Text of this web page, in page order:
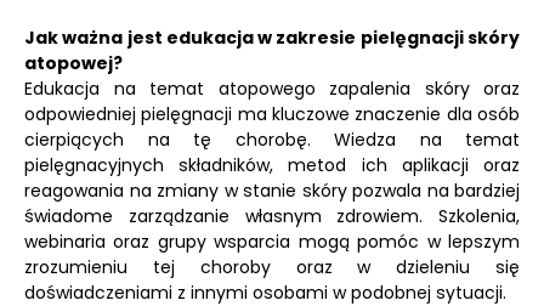
Jak ważna jest edukacja w zakresie pielęgnacji skóry
atopowej?
Edukacja na temat atopowego zapalenia skóry oraz
odpowiedniej pielęgnacji ma kluczowe znaczenie dla osób
cierpiących na tę chorobę. Wiedza na temat
pielęgnacyjnych składników, metod ich aplikacji oraz
reagowania na zmiany w stanie skóry pozwala na bardziej
świadome zarządzanie własnym zdrowiem. Szkolenia,
webinaria oraz grupy wsparcia mogą pomóc w lepszym
zrozumieniu tej choroby oraz w dzieleniu się
doświadczeniami z innymi osobami w podobnej sytuacji.